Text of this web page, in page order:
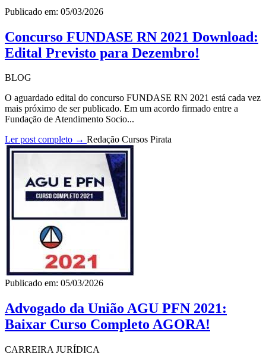
Publicado em: 05/03/2026
Concurso FUNDASE RN 2021 Download:
Edital Previsto para Dezembro!
BLOG
O aguardado edital do concurso FUNDASE RN 2021 está cada vez
mais próximo de ser publicado. Em um acordo firmado entre a
Fundação de Atendimento Socio...
Ler post completo → Redação Cursos Pirata
Publicado em: 05/03/2026
Advogado da União AGU PFN 2021:
Baixar Curso Completo AGORA!
CARREIRA JURÍDICA